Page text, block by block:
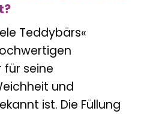
Teddybärs«
für seine
und
ist. Die Füllung